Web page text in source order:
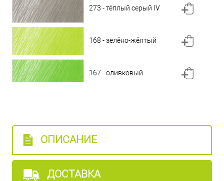
273 - тёплый серый IV
168 - зелёно-жёлтый
167 - оливковый
163 - зелень веронская
162 - светло-бирюзовая зелень
ОПИСАНИЕ
ДОСТАВКА